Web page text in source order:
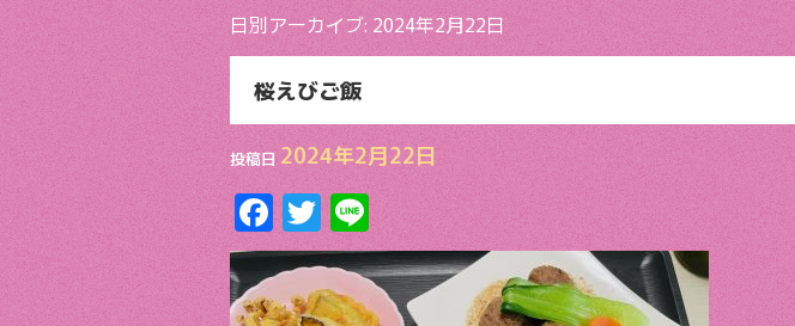
日別アーカイブ:2024年2月22日
桜えびご飯
投稿日 2024年2月22日
F
ac
e
T
w
itt
Li
n
e